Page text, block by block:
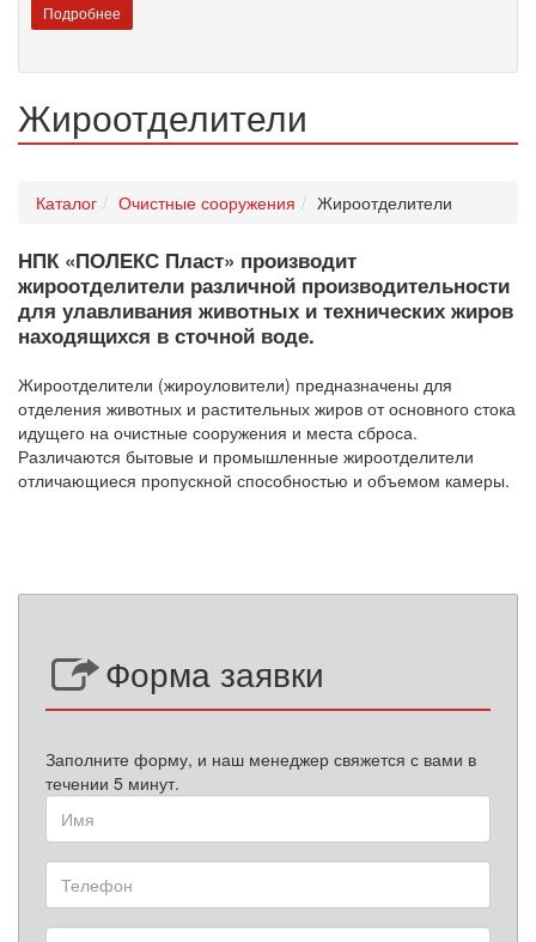
Подробнее
Жироотделители
Каталог Очистные сооружения Жироотделители
НПК «ПОЛЕКС Пласт» производит
жироотделители различной производительности
для улавливания животных и технических жиров
находящихся в сточной воде.
Жироотделители (жироуловители) предназначены для
отделения животных и растительных жиров от основного стока
идущего на очистные сооружения и места сброса.
Различаются бытовые и промышленные жироотделители
отличающиеся пропускной способностью и объемом камеры.
Форма заявки
Заполните форму, и наш менеджер свяжется с вами в
течении 5 минут.